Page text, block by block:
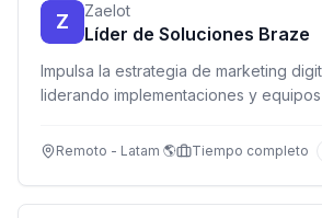
Z Zaelot
Líder de Soluciones Braze
Impulsa la estrategia de marketing
liderando implementaciones y
Remoto - Latam 🌎 Tiempo completo